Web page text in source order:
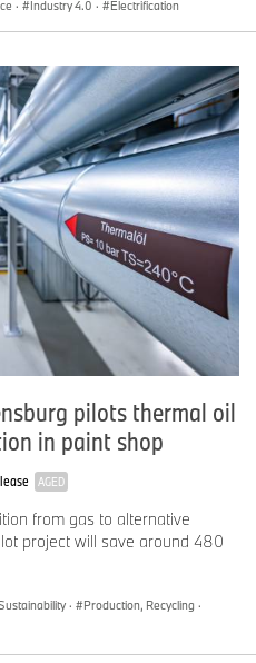
· Industry 4.0 · Electrification
pilots thermal oil
in paint shop
AGED
from gas to alternative
project will save around 480
· Production, Recycling ·